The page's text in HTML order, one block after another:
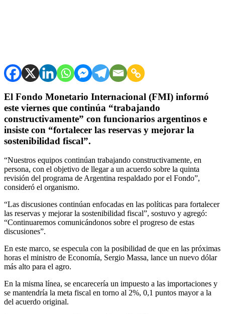
El Fondo Monetario Internacional (FMI) informó
este viernes que continúa “trabajando
constructivamente” con funcionarios argentinos e
insiste con “fortalecer las reservas y mejorar la
sostenibilidad fiscal”.
“Nuestros equipos continúan trabajando constructivamente, en
persona, con el objetivo de llegar a un acuerdo sobre la quinta
revisión del programa de Argentina respaldado por el Fondo”,
consideró el organismo.
“Las discusiones continúan enfocadas en las políticas para fortalecer
las reservas y mejorar la sostenibilidad fiscal”, sostuvo y agregó:
“Continuaremos comunicándonos sobre el progreso de estas
discusiones”.
En este marco, se especula con la posibilidad de que en las próximas
horas el ministro de Economía, Sergio Massa, lance un nuevo dólar
más alto para el agro.
En la misma línea, se encarecería un impuesto a las importaciones y
se mantendría la meta fiscal en torno al 2%, 0,1 puntos mayor a la
del acuerdo original.